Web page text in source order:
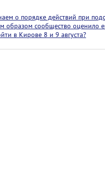
о порядке действий при
образом сообщество оценило
в Кирове 8 и 9 августа?